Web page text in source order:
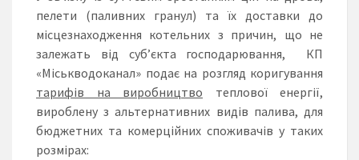
пелети (паливних гранул) та їх доставки до
місцезнаходження котельних з причин, що не
залежать від суб’єкта господарювання, КП
«Міськводоканал» подає на розгляд коригування
тарифів на виробництво теплової енергії,
вироблену з альтернативних видів палива, для
бюджетних та комерційних споживачів у таких
розмірах: